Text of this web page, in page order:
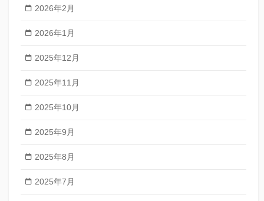
2026年2月
2026年1月
2025年12月
2025年11月
2025年10月
2025年9月
2025年8月
2025年7月